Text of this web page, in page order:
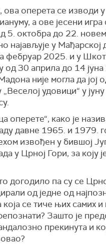
ова оперета се изводи у
а ове јесени игра
5. октобра до 22.
најављује у Мађарској
фебруар 2025. и у
од 30 априла до 14
није могла да јој
„Веселој удовици“ у
оперете“, како је
давне 1965. и 1979.
извођен у бившој
у Црној Гори, за коју
догодило па су се
од једне од
се тиче њих самих и
Зашто је
прекинута и ко